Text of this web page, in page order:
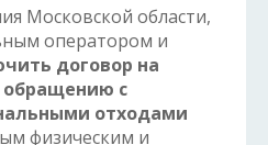
Московской области,
оператором и
договор на
обращению с
отходами
физическим и